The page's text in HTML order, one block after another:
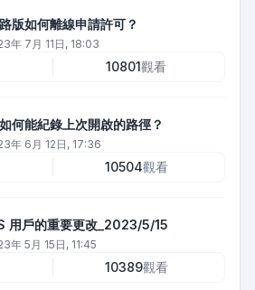
如何離線申請許可？
年 7月 11日, 18:03
10801觀看
能紀錄上次開啟的路徑？
年 6月 12日, 17:36
10504觀看
用戶的重要更改_2023/5/15
年 5月 15日, 11:45
10389觀看